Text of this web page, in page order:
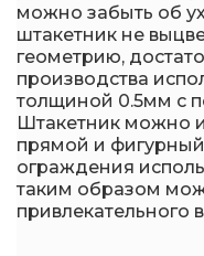
можно забыть об
штакетник не
геометрию,
производства
толщиной 0.5мм с
Штакетник можно
прямой и
ограждения
таким образом
привлекательного